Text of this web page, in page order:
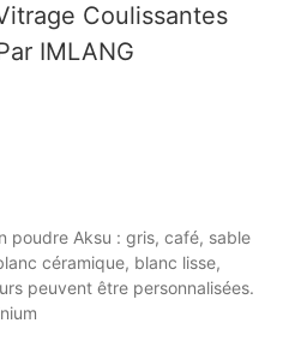
Coulissantes
IMLANG
poudre Aksu : gris, café, sable
céramique, blanc lisse,
peuvent être personnalisées.